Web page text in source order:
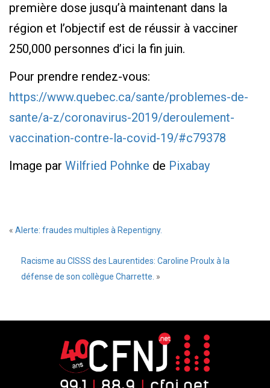
première dose jusqu’à maintenant dans la
région et l’objectif est de réussir à vacciner
250,000 personnes d’ici la fin juin.
Pour prendre rendez-vous:
https://www.quebec.ca/sante/problemes-de-
sante/a-z/coronavirus-2019/deroulement-
vaccination-contre-la-covid-19/#c79378
Image par Wilfried Pohnke de Pixabay
« Alerte: fraudes multiples à Repentigny.
Racisme au CISSS des Laurentides: Caroline Proulx à la
défense de son collègue Charrette. »